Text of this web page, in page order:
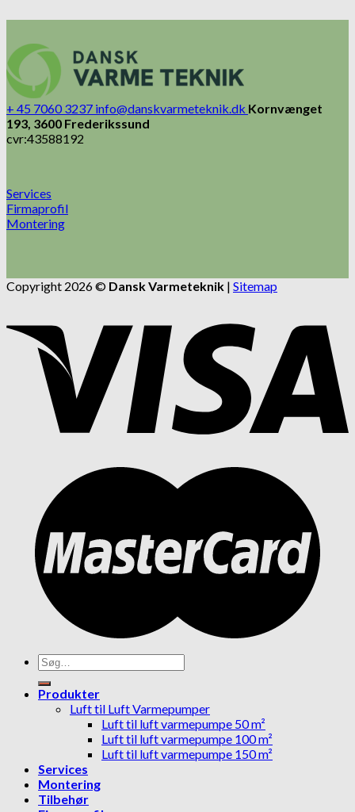
+ 45 7060 3237 info@danskvarmeteknik.dk Kornvænget
193, 3600 Frederikssund
cvr:43588192
Services
Firmaprofil
Montering
Copyright 2026 © Dansk Varmeteknik | Sitemap
Søg
efter:
Produkter
Luft til Luft Varmepumper
Luft til luft varmepumpe 50 m²
Luft til luft varmepumpe 100 m²
Luft til luft varmepumpe 150 m²
Services
Montering
Tilbehør